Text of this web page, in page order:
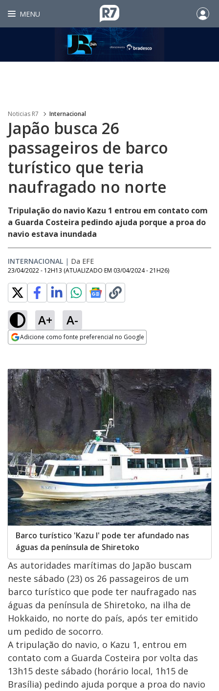
MENU
Noticias R7 Internacional
Japão busca 26
passageiros de barco
turístico que teria
naufragado no norte
Tripulação do navio Kazu 1 entrou em contato com
a Guarda Costeira pedindo ajuda porque a proa do
navio estava inundada
INTERNACIONAL | Da EFE
23/04/2022 - 12H13 (ATUALIZADO EM 03/04/2024 - 21H26)
A+ A-
Adicione como fonte preferencial no Google
Barco turístico 'Kazu I' pode ter afundado nas
águas da península de Shiretoko
As autoridades marítimas do Japão buscam
neste sábado (23) os 26 passageiros de um
barco turístico que pode ter naufragado nas
águas da península de Shiretoko, na ilha de
Hokkaido, no norte do país, após ter emitido
um pedido de socorro.
A tripulação do navio, o Kazu 1, entrou em
contato com a Guarda Costeira por volta das
13h15 deste sábado (horário local, 1h15 de
Brasília) pedindo ajuda porque a proa do navio